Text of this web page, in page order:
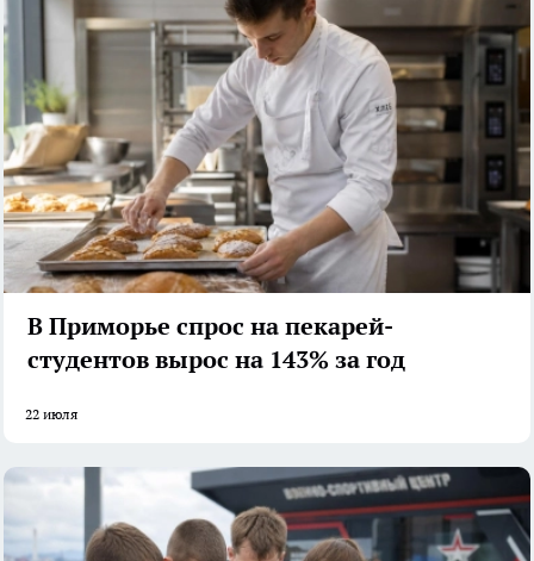
В Приморье спрос на пекарей-
студентов вырос на 143% за год
22 июля